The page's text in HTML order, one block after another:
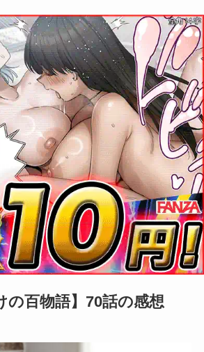
の百物語】70話の感想